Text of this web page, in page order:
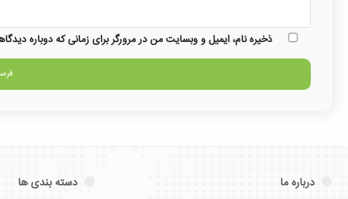
ذخیره نام، ایمیل و وبسایت من در مرورگر برای زمانی که دوباره
درباره ما دسته بندی ها